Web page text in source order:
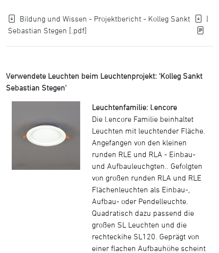
Bildung und Wissen - Projektbericht - Kolleg Sankt
Sebastian Stegen [.pdf]
|
Verwendete Leuchten beim Leuchtenprojekt: 'Kolleg Sankt
Sebastian Stegen'
Leuchtenfamilie: l.encore
Die l.encore Familie beinhaltet
Leuchten mit leuchtender Fläche.
Angefangen von den kleinen
runden RLE und RLA - Einbau-
und Aufbauleuchgten.. Gefolgten
von großen runden RLA und RLE
Flächenleuchten als Einbau-,
Aufbau- oder Pendelleuchte.
Quadratisch dazu passend die
großen SL Leuchten und die
rechteckihe SL120. Geprägt von
einer flachen Aufbauhöhe scheint